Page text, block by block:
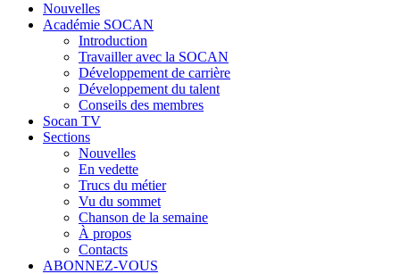
Nouvelles
Académie SOCAN
Introduction
Travailler avec la SOCAN
Développement de carrière
Développement du talent
Conseils des membres
Socan TV
Sections
Nouvelles
En vedette
Trucs du métier
Vu du sommet
Chanson de la semaine
À propos
Contacts
ABONNEZ-VOUS